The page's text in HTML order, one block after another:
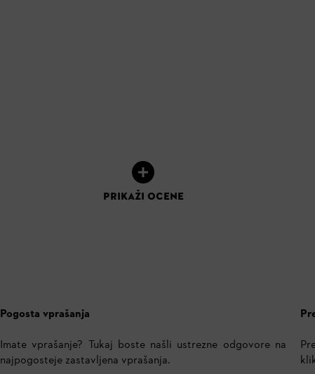
PRIKAŽI OCENE
Pogosta vprašanja
Imate vprašanje? Tukaj boste našli ustrezne odgovore na
najpogosteje zastavljena vprašanja.